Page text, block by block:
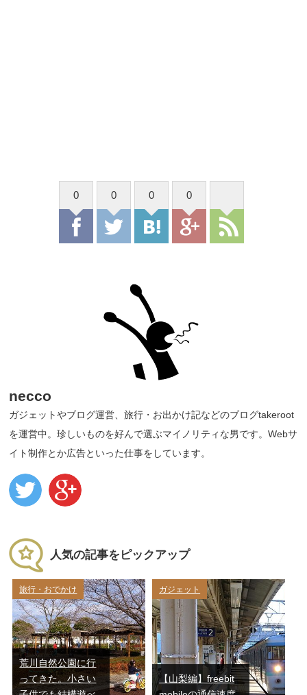
0 0 0 0
necco
ガジェットやブログ運営、旅行・お出かけ記などのブログtakeroot
を運営中。珍しいものを好んで選ぶマイノリティな男です。Webサ
イト制作とか広告といった仕事をしています。
人気の記事をピックアップ
旅行・おでかけ
荒川自然公園に行
ってきた。小さい
ガジェット
【山梨編】freebit